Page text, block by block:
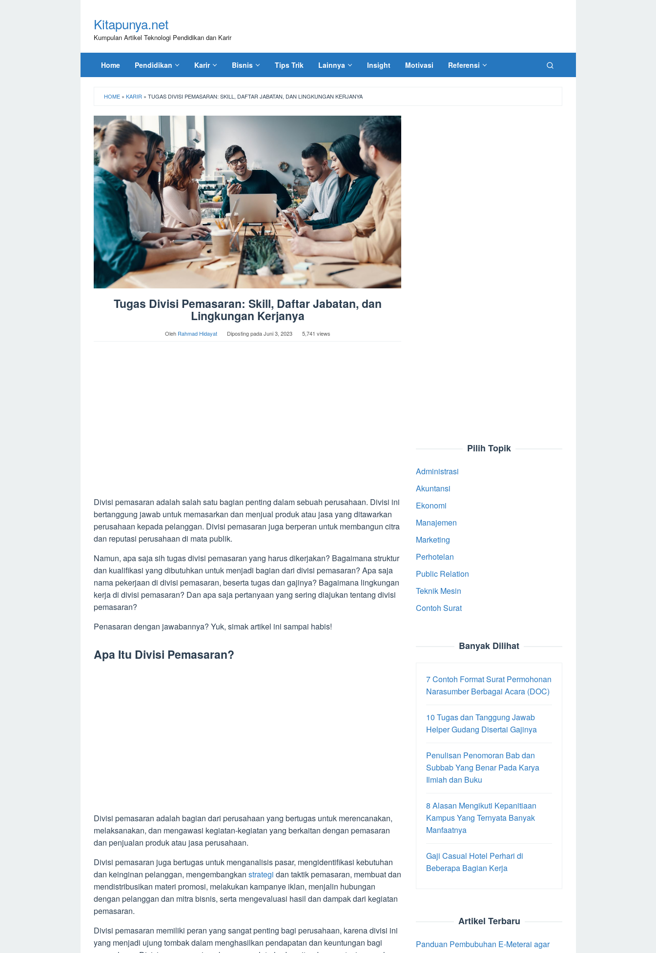
kontenKitapunya.net
Kumpulan Artikel Teknologi Pendidikan dan Karir
Home Pendidikan Karir Bisnis Tips Trik Lainnya Insight Motivasi Referensi
HOME » KARIR » TUGAS DIVISI PEMASARAN: SKILL, DAFTAR JABATAN, DAN LINGKUNGAN KERJANYA
Tugas Divisi Pemasaran: Skill, Daftar Jabatan, dan
Lingkungan Kerjanya
Oleh Rahmad Hidayat Diposting padaJuni 3, 2023 5,741 views
Divisi pemasaran adalah salah satu bagian penting dalam sebuah perusahaan. Divisi ini
bertanggung jawab untuk memasarkan dan menjual produk atau jasa yang ditawarkan
perusahaan kepada pelanggan. Divisi pemasaran juga berperan untuk membangun citra
dan reputasi perusahaan di mata publik.
Namun, apa saja sih tugas divisi pemasaran yang harus dikerjakan? Bagaimana struktur
dan kualifikasi yang dibutuhkan untuk menjadi bagian dari divisi pemasaran? Apa saja
nama pekerjaan di divisi pemasaran, beserta tugas dan gajinya? Bagaimana lingkungan
kerja di divisi pemasaran? Dan apa saja pertanyaan yang sering diajukan tentang divisi
pemasaran?
Penasaran dengan jawabannya? Yuk, simak artikel ini sampai habis!
Apa Itu Divisi Pemasaran?
Divisi pemasaran adalah bagian dari perusahaan yang bertugas untuk merencanakan,
melaksanakan, dan mengawasi kegiatan-kegiatan yang berkaitan dengan pemasaran
dan penjualan produk atau jasa perusahaan.
Divisi pemasaran juga bertugas untuk menganalisis pasar, mengidentifikasi kebutuhan
dan keinginan pelanggan, mengembangkan strategi dan taktik pemasaran, membuat dan
mendistribusikan materi promosi, melakukan kampanye iklan, menjalin hubungan
dengan pelanggan dan mitra bisnis, serta mengevaluasi hasil dan dampak dari kegiatan
pemasaran.
Divisi pemasaran memiliki peran yang sangat penting bagi perusahaan, karena divisi ini
yang menjadi ujung tombak dalam menghasilkan pendapatan dan keuntungan bagi
Pilih Topik
Administrasi
Akuntansi
Ekonomi
Manajemen
Marketing
Perhotelan
Public Relation
Teknik Mesin
Contoh Surat
Banyak Dilihat
7 Contoh Format Surat Permohonan
Narasumber Berbagai Acara (DOC)
10 Tugas dan Tanggung Jawab
Helper Gudang Disertai Gajinya
Penulisan Penomoran Bab dan
Subbab Yang Benar Pada Karya
Ilmiah dan Buku
8 Alasan Mengikuti Kepanitiaan
Kampus Yang Ternyata Banyak
Manfaatnya
Gaji Casual Hotel Perhari di
Beberapa Bagian Kerja
Artikel Terbaru
Panduan Pembubuhan E-Meterai agar